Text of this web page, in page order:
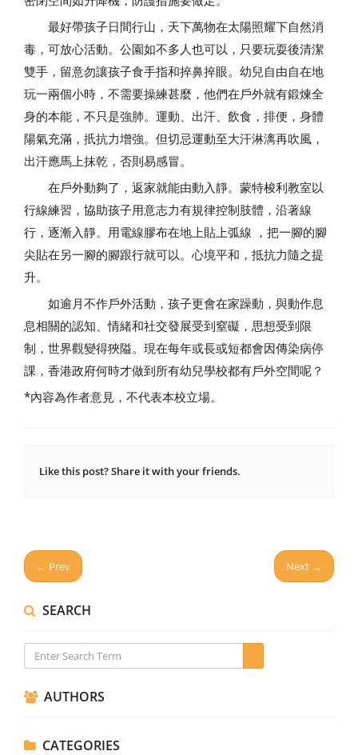
最好帶孩子日間行山，天下萬物在太陽照耀下自然消
毒，可放心活動。公園如不多人也可以，只要玩耍後清潔
雙手，留意勿讓孩子食手指和捽鼻捽眼。幼兒自由自在地
玩一兩個小時，不需要操練甚麼，他們在戶外就有鍛煉全
身的本能，不只是強肺。運動、出汗、飲食，排便，身體
陽氣充滿，扺抗力增強。但切忌運動至大汗淋漓再吹風，
出汗應馬上抹乾，否則易感冒。
在戶外動夠了，返家就能由動入靜。蒙特梭利教室以
行線練習，協助孩子用意志力有規律控制肢體，沿著線
行，逐漸入靜。用電線膠布在地上貼上弧線 ，把一腳的腳
尖貼在另一腳的腳跟行就可以。心境平和，抵抗力隨之提
升。
如逾月不作戶外活動，孩子更會在家躁動，與動作息
息相關的認知、情緒和社交發展受到窒礙，思想受到限
制，世界觀變得狹隘。現在每年或長或短都會因傳染病停
課，香港政府何時才做到所有幼兒學校都有戶外空間呢？
*內容為作者意見，不代表本校立場。
Like this post? Share it with your friends.
← Prev Next →
SEARCH
AUTHORS
CATEGORIES